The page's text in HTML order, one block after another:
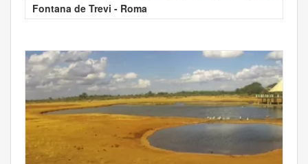
Fontana de Trevi - Roma